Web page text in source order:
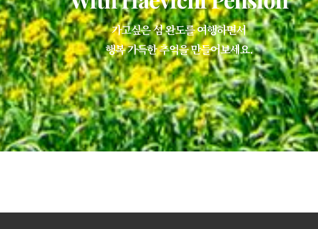
가고싶은 섬 완도를 여행하면서
행복 가득한 추억을 만들어보세요.